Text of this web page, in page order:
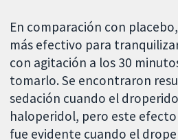
En comparación con
más efectivo para
con agitación a los 30
tomarlo. Se encontraron
sedación cuando el
haloperidol, pero este
fue evidente cuando el